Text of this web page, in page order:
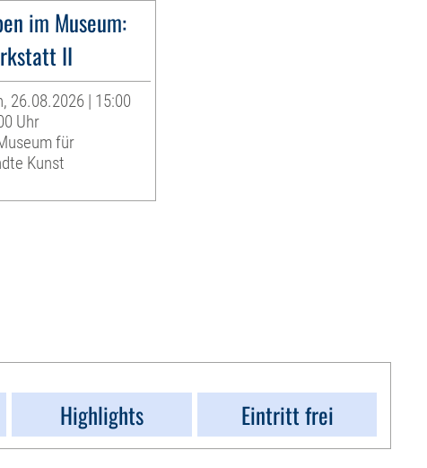
im Museum:
II
26.08.2026 | 15:00
Uhr
für
Kunst
Highlights Eintritt frei